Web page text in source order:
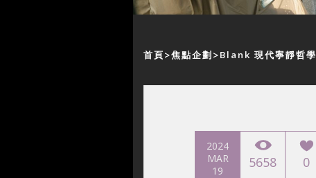
首頁 焦點企劃 Blank 現代寧靜哲學
2024
MAR
19
5658 0